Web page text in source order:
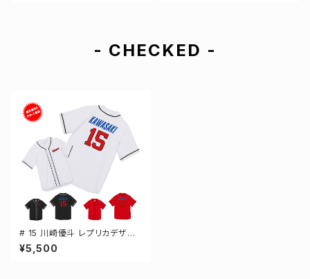
- CHECKED -
# 15 川崎優斗 レプリカデザイ
ン 3カラー 選手還元 ベースボ
ールシャツ S-XXLサイズ 5982
¥5,500